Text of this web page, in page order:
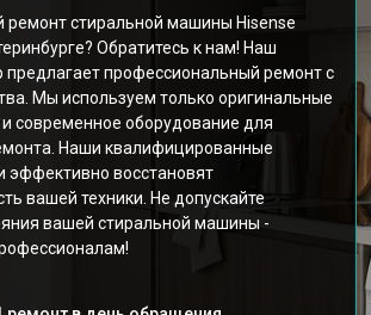
стиральной машины Hisense
Обратитесь к нам! Наш
предлагает профессиональный ремонт с
Мы используем только оригинальные
и современное оборудование для
Наши квалифицированные
эффективно восстановят
вашей техники. Не допускайте
вашей стиральной машины -